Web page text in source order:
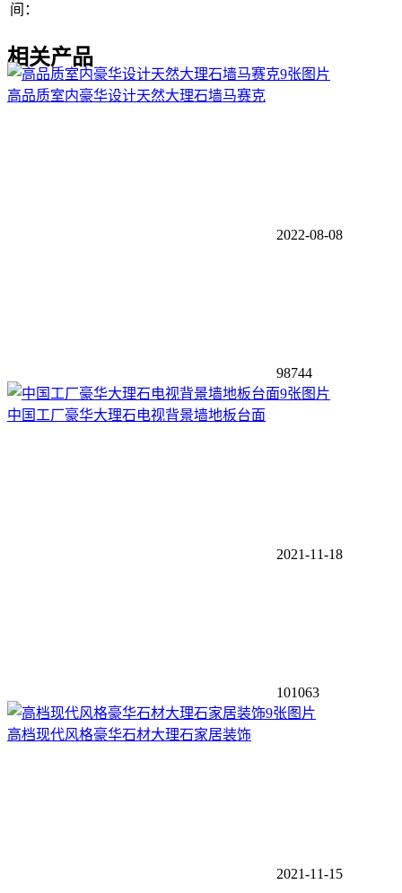
间：
相关产品
9张图片
高品质室内豪华设计天然大理石墙马赛克
2022-08-08
98744
9张图片
中国工厂豪华大理石电视背景墙地板台面
2021-11-18
101063
9张图片
高档现代风格豪华石材大理石家居装饰
2021-11-15